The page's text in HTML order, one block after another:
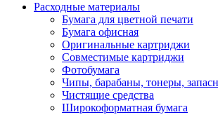
Расходные материалы
Бумага для цветной печати
Бумага офисная
Оригинальные картриджи
Совместимые картриджи
Фотобумага
Чипы, барабаны, тонеры,
Чистящие средства
Широкоформатная бумага